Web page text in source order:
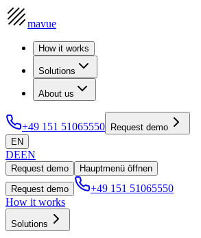
mavue
How it works
Solutions
About us
+49 151 51065550
Request demo
EN
DEEN
Request demo
Hauptmenü öffnen
Request demo
+49 151 51065550
How it works
Solutions